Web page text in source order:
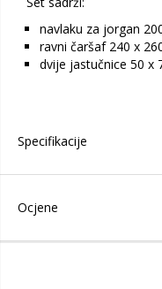
navlaku za jorgan
ravni čaršaf 240 x
dvije jastučnice 50 x
Specifikacije
Ocjene